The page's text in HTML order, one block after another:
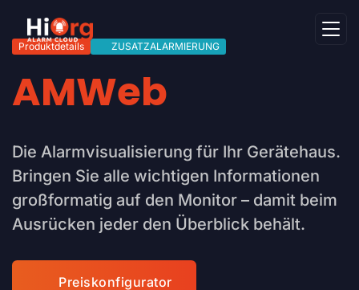
Produktdetails ZUSATZALARMIERUNG
AMWeb
Die Alarmvisualisierung für Ihr Gerätehaus.
Bringen Sie alle wichtigen Informationen
großformatig auf den Monitor – damit beim
Ausrücken jeder den Überblick behält.
Preiskonfigurator